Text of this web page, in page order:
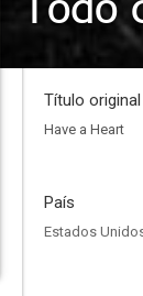
Título original
Have a Heart
País
Estados